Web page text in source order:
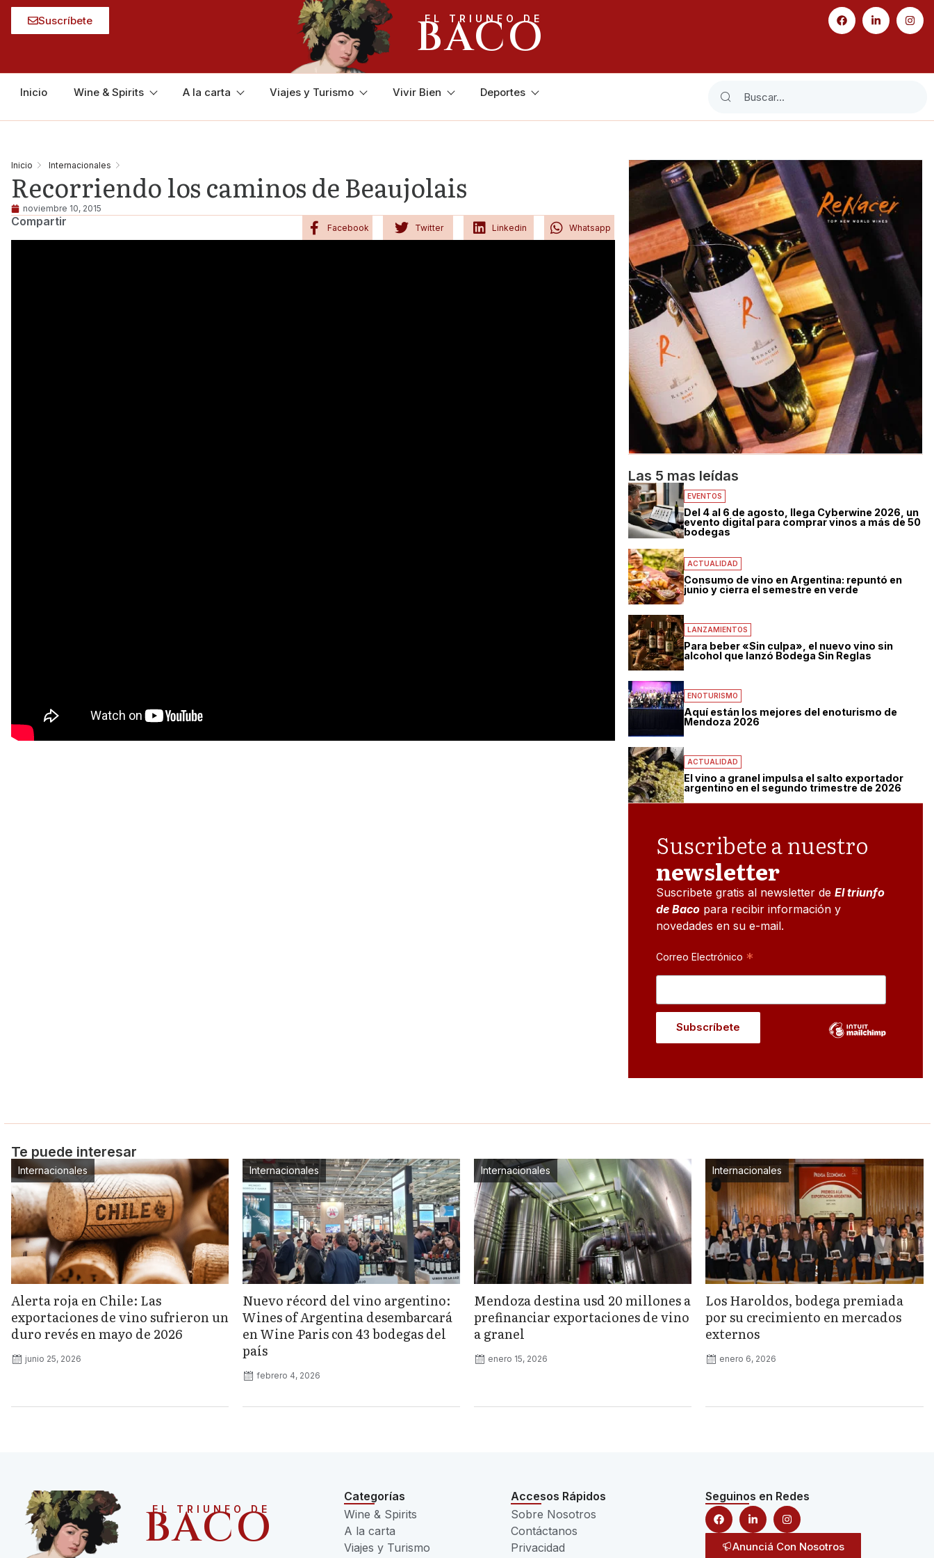
Suscríbete EL TRIUNFO DE
BACO
Inicio Wine & Spirits A la carta Viajes y Turismo Vivir Bien Deportes
Inicio Internacionales
Recorriendo los caminos de Beaujolais
noviembre 10, 2015
Compartir Facebook Twitter Linkedin Whatsapp
Las 5 mas leídas
EVENTOS
Del 4 al 6 de agosto, llega Cyberwine 2026, un
evento digital para comprar vinos a más de 50
bodegas
ACTUALIDAD
Consumo de vino en Argentina: repuntó en
junio y cierra el semestre en verde
LANZAMIENTOS
Para beber «Sin culpa», el nuevo vino sin
alcohol que lanzó Bodega Sin Reglas
ENOTURISMO
Aquí están los mejores del enoturismo de
Mendoza 2026
ACTUALIDAD
El vino a granel impulsa el salto exportador
argentino en el segundo trimestre de 2026
Suscribete a nuestro
newsletter
Suscribete gratis al newsletter deEl triunfo
de Baco para recibir información y
novedades en su e-mail.
Correo Electrónico *
Te puede interesar
Internacionales
Alerta roja en Chile: Las
exportaciones de vino sufrieron un
duro revés en mayo de 2026
junio 25, 2026
Internacionales
Nuevo récord del vino argentino:
Wines of Argentina desembarcará
en Wine Paris con 43 bodegas del
país
febrero 4, 2026
Internacionales
Mendoza destina usd 20 millones a
prefinanciar exportaciones de vino
a granel
enero 15, 2026
Internacionales
Los Haroldos, bodega premiada
por su crecimiento en mercados
externos
enero 6, 2026
EL TRIUNFO DE
BACO
Categorías
Wine & Spirits
A la carta
Viajes y Turismo
Accesos Rápidos
Sobre Nosotros
Contáctanos
Privacidad
Seguinos en Redes
Anunciá Con Nosotros